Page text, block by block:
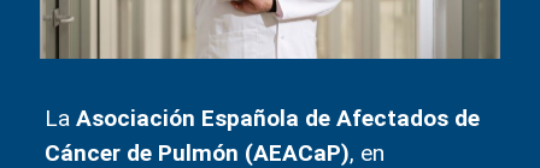
La Asociación Española de Afectados de
Cáncer de Pulmón (AEACaP), en